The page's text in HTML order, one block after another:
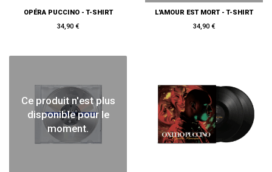
OPÉRA PUCCINO - T-SHIRT
34,90 €
L'AMOUR EST MORT - T-SHIRT
34,90 €
Ce produit n'est plus
disponible pour le
moment.